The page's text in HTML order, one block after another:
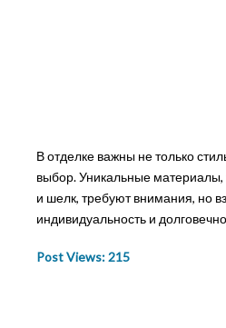
В отделке важны не только
выбор. Уникальные материалы,
и шелк, требуют внимания, но
индивидуальность и
Post Views: 215